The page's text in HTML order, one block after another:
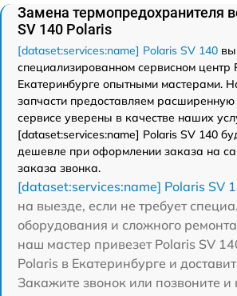
Замена термопредохранителя
SV 140 Polaris
[dataset:services:name] Polaris SV 140
специализированном сервисном центр
Екатеринбурге опытными мастерами.
запчасти предоставляем
сервисе уверены в качестве наших
[dataset:services:name] Polaris SV 140
дешевле при оформлении заказа на
заказа звонка.
[dataset:services:name] Polaris SV
на выезде, если не требует
оборудования и сложного
наш мастер привезет Polaris SV
Polaris в Екатеринбурге и
Закажите звонок или позвоните